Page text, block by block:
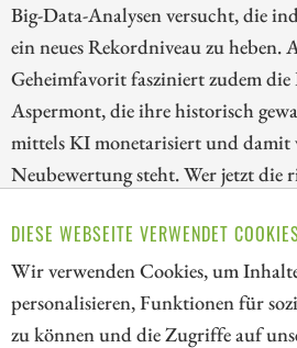
DIESE WEBSEITE VERWENDET
Wir verwenden Cookies, um
personalisieren, Funktionen für
zu können und die Zugriffe auf
Big-Data-Analysen versucht, die
ein neues Rekordniveau zu heben.
Geheimfavorit fasziniert zudem
Aspermont, die ihre historisch
mittels KI monetarisiert und damit
Neubewertung steht. Wer jetzt die
niedrigen Einstieg zu interessanten
Kandidaten. Der Schlüssel liegt
ZUM KOMMENTAR